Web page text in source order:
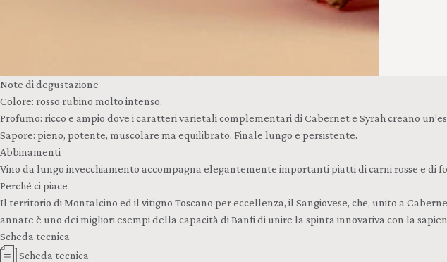
Note di degustazione
Colore: rosso rubino molto intenso.
Profumo: ricco e ampio dove i caratteri varietali complementari di Cabernet e Syrah creano
Sapore: pieno, potente, muscolare ma equilibrato. Finale lungo e persistente.
Abbinamenti
Vino da lungo invecchiamento accompagna elegantemente importanti piatti di carni rosse e di
Perché ci piace
Il territorio di Montalcino ed il vitigno Toscano per eccellenza, il Sangiovese, che, unito a
annate è uno dei migliori esempi della capacità di Banfi di unire la spinta innovativa con la
Scheda tecnica
Scheda tecnica